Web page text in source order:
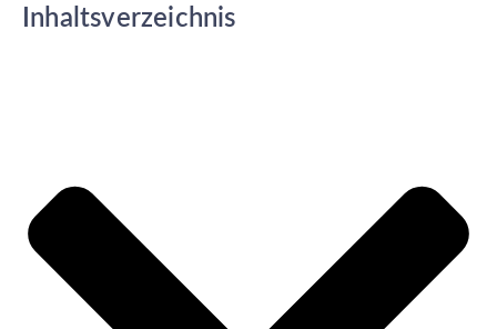
Inhaltsverzeichnis